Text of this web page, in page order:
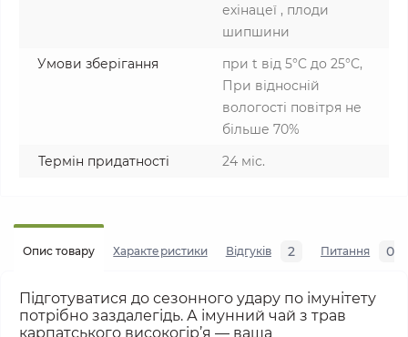
ехінацеї , плоди
шипшини
Умови зберігання
при t від 5°C до 25°С,
При відносній
вологості повітря не
більше 70%
Термін придатності
24 міс.
Опис товару Характеристики Відгуків 2 Питання 0
Підготуватися до сезонного удару по імунітету
потрібно заздалегідь. А імунний чай з трав
карпатського високогір’я — ваша